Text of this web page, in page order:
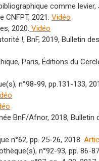
comme levier,
CNFPT, 2021.Vidéo
2020. Vidéo
!, BnF, 2019, Bulletin
Paris, Éditions du
n°98-99, pp.131-133,
BnF/Afnor, 2018, Bulletin
n°62, pp. 25-26, 2018.
n°92-93, pp. 86-